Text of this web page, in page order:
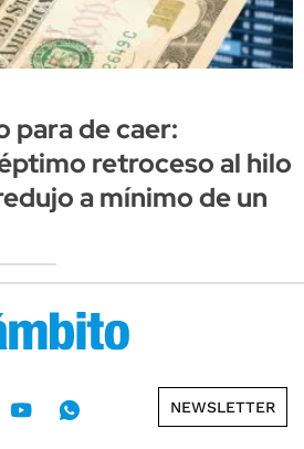
para de caer:
retroceso al hilo
a mínimo de un
NEWSLETTER